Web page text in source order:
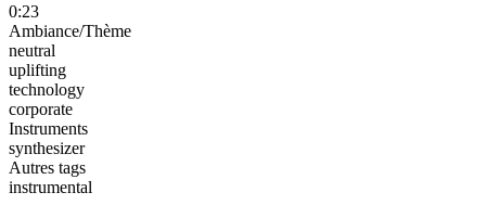
0:23
Ambiance/Thème
neutral
uplifting
technology
corporate
Instruments
synthesizer
Autres tags
instrumental